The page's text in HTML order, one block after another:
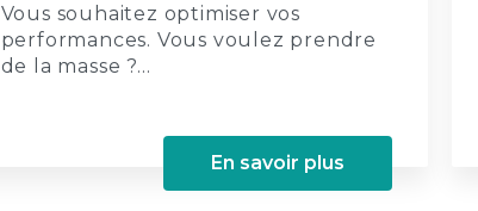
Vous souhaitez optimiser vos
performances. Vous voulez prendre
de la masse ?...
En savoir plus